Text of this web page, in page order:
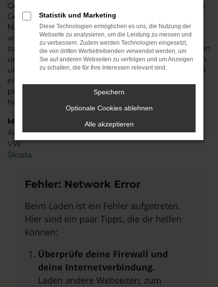
Gebrauchtwagen sind in den meisten Fällen junge
Gebrauchte, die noch einige Jahre Mobilität in
Naumburg (Saale) möglich machen. Angeboten
werden die Fahrzeug zum fairen Preis und sind
zudem nahezu umgehend verfügbar. Stöbern Sie in
unserem Sortiment oder lassen Sie sich gezielt von
uns beraten. Mit mehr als 45 Jahren Erfahrung und
einem Team aus mehr als 110 Mitarbeitenden
profitieren Sie von unserem erstklassigen Know-
how und unserer Liebe zum Service.
Marken
Audi
VW
Škoda
Fehler: Network Error
Beim Laden ist ein Fehler aufgetreten.
Hier sind ein paar Tipps, die dir helfen
können:
Überprüfe deine Firewall und
deine Internetverbindung.
Laden andere Webseiten, zum
Statistik und Marketing
Diese Technologien ermöglichen es uns, die Nutzung der
Webseite zu analysieren, um die Leistung zu messen und
zu verbessern. Zudem werden Technologien eingesetzt,
die von dritten Werbetreibenden verwendet werden, um
Sie auf anderen Webseiten zu verfolgen und um Anzeigen
zu schalten, die für Ihre Interessen relevant sind.
Speichern
Optionale Cookies ablehnen
Alle akzeptieren